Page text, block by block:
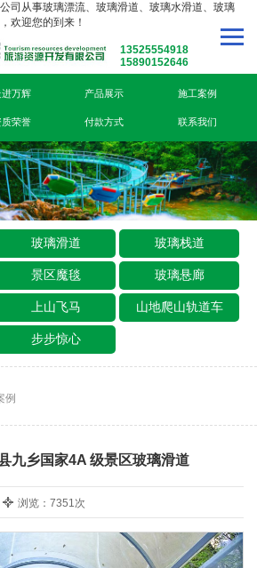
司从事玻璃漂流、玻璃滑道、玻璃水滑道、玻璃
欢迎您的到来！
13525554918
15890152646
进万辉 产品展示 施工案例
质荣誉 付款方式 联系我们
玻璃滑道 玻璃栈道
景区魔毯 玻璃悬廊
上山飞马 山地爬山轨道车
步步惊心
例
九乡国家4A 级景区玻璃滑道
浏览：7351次